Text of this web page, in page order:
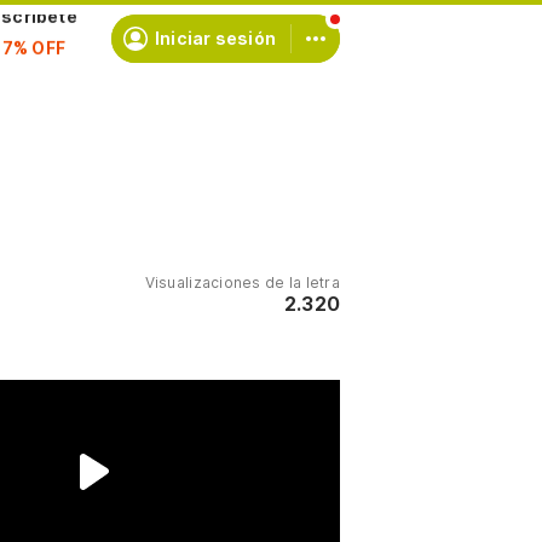
Iniciar sesión
Visualizaciones de la letra
2.320